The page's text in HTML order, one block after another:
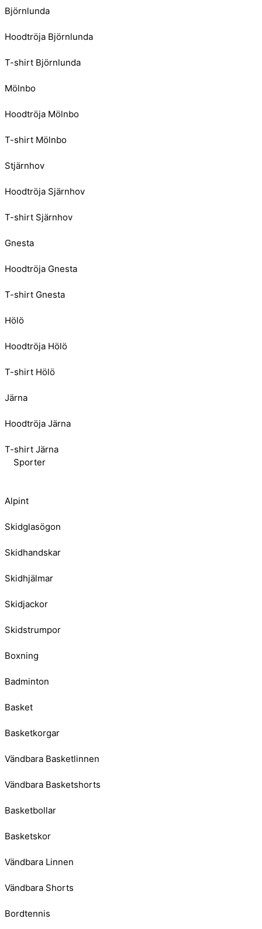
Björnlunda
Hoodtröja Björnlunda
T-shirt Björnlunda
Mölnbo
Hoodtröja Mölnbo
T-shirt Mölnbo
Stjärnhov
Hoodtröja Sjärnhov
T-shirt Sjärnhov
Gnesta
Hoodtröja Gnesta
T-shirt Gnesta
Hölö
Hoodtröja Hölö
T-shirt Hölö
Järna
Hoodtröja Järna
T-shirt Järna
Sporter
Alpint
Skidglasögon
Skidhandskar
Skidhjälmar
Skidjackor
Skidstrumpor
Boxning
Badminton
Basket
Basketkorgar
Vändbara Basketlinnen
Vändbara Basketshorts
Basketbollar
Basketskor
Vändbara Linnen
Vändbara Shorts
Bordtennis